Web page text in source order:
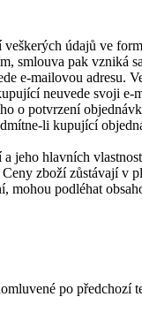
údajů ve
smlouva pak
e-mailovou adresu.
neuvede svoji
o potvrzení
li kupující
jeho hlavních
zboží zůstávají v
mohou podléhat
po předchozí